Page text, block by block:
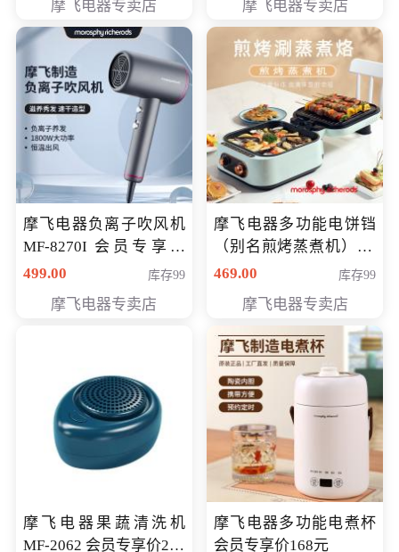
摩飞电器专卖店 摩飞电器专卖店
摩飞电器负离子吹风机
MF-8270I 会员专享价
369元
499.00 库存99
摩飞电器专卖店
摩飞电器多功能电饼铛
（别名煎烤蒸煮机） 型
号MF-8888B 会员专享
469.00 库存99
摩飞电器专卖店
摩飞电器果蔬清洗机
MF-2062 会员专享价268
摩飞电器多功能电煮杯
会员专享价168元